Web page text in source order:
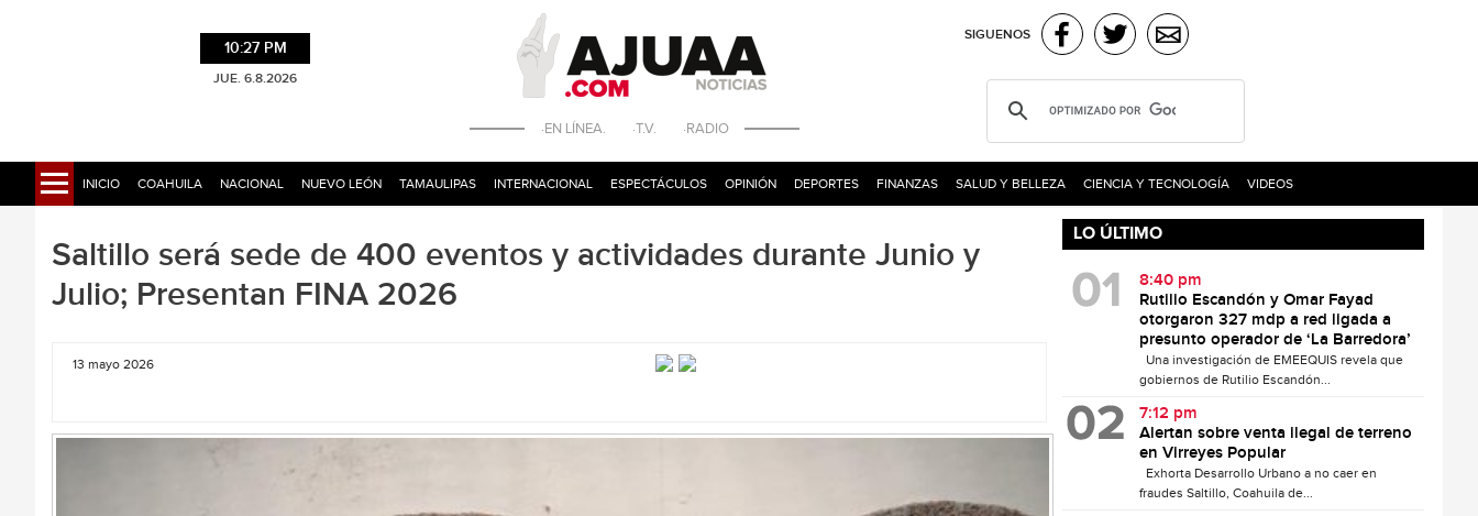
10:27 PM
JUE. 6.8.2026
·EN LÍNEA. ·T.V. ·RADIO
SIGUENOS
INICIO COAHUILA NACIONAL NUEVO LEÓN TAMAULIPAS INTERNACIONAL ESPECTÁCULOS OPINIÓN DEPORTES FINANZAS SALUD Y BELLEZA CIENCIA Y TECNOLOGÍA VIDEOS
Saltillo será sede de 400 eventos y actividades durante Junio y
Julio; Presentan FINA 2026
13 mayo 2026
LO ÚLTIMO
8:40 pm
Rutilio Escandón y Omar Fayad
otorgaron 327 mdp a red ligada a
presunto operador de ‘La Barredora’
Una investigación de EMEEQUIS revela que
gobiernos de Rutilio Escandón...
7:12 pm
Alertan sobre venta ilegal de terreno
en Virreyes Popular
Exhorta Desarrollo Urbano a no caer en
fraudes Saltillo, Coahuila de...